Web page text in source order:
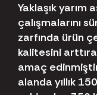
Yaklaşık yarım
çalışmalarını
zarfında ürün
kalitesini
amaç
alanda yıllık